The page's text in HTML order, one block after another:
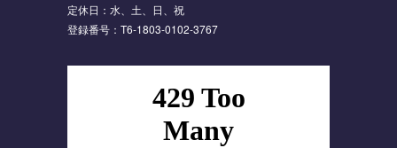
定休日：水、土、日、祝
登録番号：T6-1803-0102-3767